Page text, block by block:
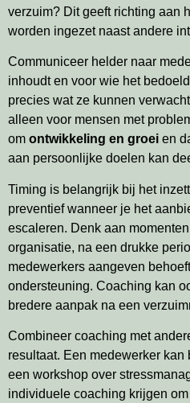
verzuim? Dit geeft richting aan
worden ingezet naast andere
Communiceer helder naar
inhoudt en voor wie het
precies wat ze kunnen
alleen voor mensen met
om ontwikkeling en groei en
aan persoonlijke doelen kan
Timing is belangrijk bij het
preventief wanneer je het
escaleren. Denk aan
organisatie, na een drukke
medewerkers aangeven
ondersteuning. Coaching kan
bredere aanpak na een
Combineer coaching met
resultaat. Een medewerker
een workshop over
individuele coaching krijgen